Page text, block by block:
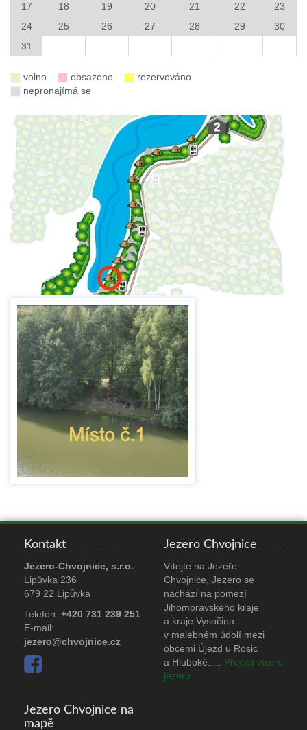
17
18 19 20 21 22
23
24
25 26 27 28 29
30
31
volno obsazeno
rezervováno
nepronajímá se
Kontakt
Jezero-Chvojnice, s.r.o.
Lipůvka 236
679 22 Lipůvka
Telefon: +420 731 239 251
E-mail:
jezero@chvojnice.cz
Jezero Chvojnice
Vítejte na Jezeře
Chvojnice, Jezero se
nachází na pomezí
Jihomoravského kraje
a kraje Vysočina
v malebném údolí mezi
obcemi Újezd u Rosic
a Hluboké.
Přečíst více o
jezeru
Jezero Chvojnice na
mapě